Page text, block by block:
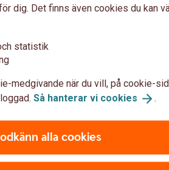
och blanketter.
dig. Det finns även cookies du kan
statistik
medgivande när du vill, på cookie-
Så hanterar vi cookies .
alla cookies